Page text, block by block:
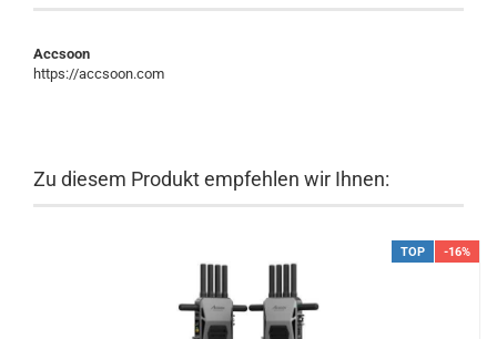
Accsoon
https://accsoon.com
Zu diesem Produkt empfehlen wir Ihnen:
TOP -16%